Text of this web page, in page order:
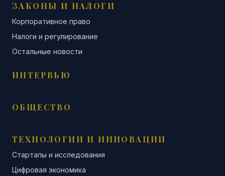
ЗАКОНЫ И НАЛОГИ
Корпоративное право
Налоги и регулирование
Остальные новости
ИНТЕРВЬЮ
ОБЩЕСТВО
ТЕХНОЛОГИИ И ИННОВАЦИИ
Стартапы и исследования
Цифровая экономика